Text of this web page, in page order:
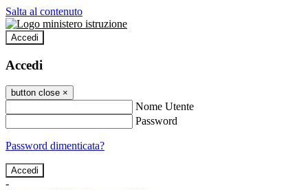
Salta al contenuto
Accedi
Accedi
button close ×
Nome Utente
Password
Password dimenticata?
-